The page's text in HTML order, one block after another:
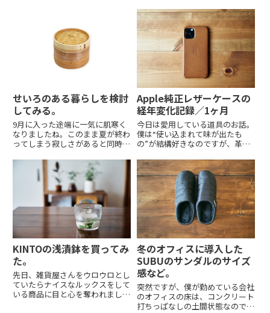
うど良いタイミングを...
トドアが好きでして、キャンプも
初心者ながらに嗜む程度に楽しん
でます。そんな我が家の保有して
いるテントは、知人から安価で譲
っ...
せいろのある暮らしを検討
してみる。
9月に入った途端に一気に肌寒く
なりましたね。このまま夏が終わ
ってしまう寂しさがあると同時
にもなっている今日このごろ。
30代も折り返し、アラサーから
アラフォーへと移ろいだ中で「季
節ごとの暮らしを楽しむ」という
Apple純正レザーケースの
経年変化記録／1ヶ月
今日は愛用している道具のお話。
僕は“使い込まれて味が出たも
の”が結構好きなのですが、革製
つもそれほどたくさん革製品を持
っている訳ではないのですが、使
用前の美しさはもちろんのこと
日々変化していく姿に惚れ惚れし
なが...
KINTOの浅漬鉢を買ってみ
た。
先日、雑貨屋さんをウロウロとし
ていたらナイスなルックスをして
いる商品に目と心を奪われまし
冬のオフィスに導入した
SUBUのサンダルのサイズ
感など。
突然ですが、僕が勤めている会社
のオフィスの床は、コンクリート
打ちっぱなしの土間状態なので冬